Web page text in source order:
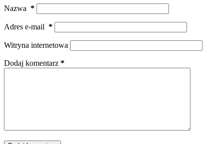
Nazwa *
Adres e-mail *
Witryna internetowa
Dodaj komentarz *